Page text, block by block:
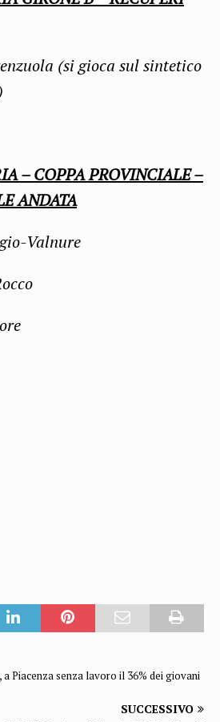
(si gioca sul sintetico
– COPPA PROVINCIALE –
ANDATA
Valnure
Piacenza senza lavoro il 36% dei giovani
SUCCESSIVO